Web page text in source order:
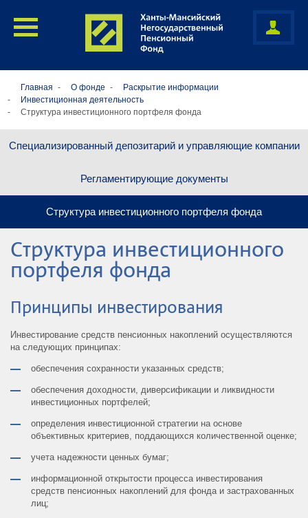
Главная О фонде
Раскрытие информации
Инвестиционная деятельность
Структура инвестиционного портфеля фонда
Специализированный депозитарий и управляющие компании
Регламентирующие документы
Структура инвестиционного портфеля фонда
Структура инвестиционного
портфеля фонда
Принципы инвестирования
Инвестирование средств пенсионных накоплений осуществляются
на следующих принципах:
обеспечения сохранности указанных средств;
обеспечения доходности, диверсификации и ликвидности
инвестиционных портфелей;
определения инвестиционной стратегии на основе
объективных критериев, поддающихся количественной оценке;
учета надежности ценных бумаг;
информационной открытости процесса инвестирования
средств пенсионных накоплений для фонда и застрахованных
лиц;